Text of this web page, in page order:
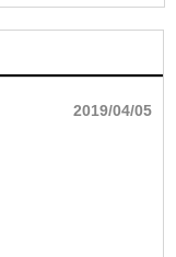
2019/04/05